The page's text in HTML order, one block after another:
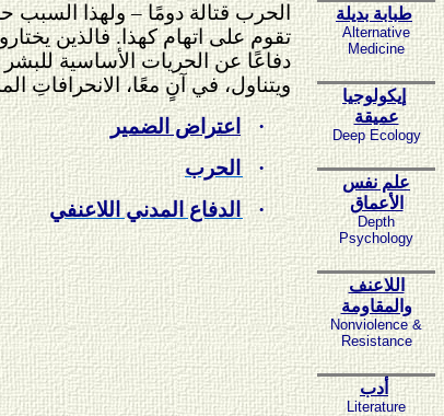
الحرب قتالة دومًا – ولهذا
تقوم على اتهام كهذا. فالذين
دفاعًا عن الحريات الأساسية
ويتناول، في آنٍ معًا، الانحرافاتِ
·
اعتراض الضمير
·
الحرب
·
الدفاع المدني اللاعنفي
طبابة بديلة
Alternative
Medicine
إيكولوجيا
عميقة
Deep Ecology
علم نفس
الأعماق
Depth
Psychology
اللاعنف
والمقاومة
Nonviolence &
Resistance
أدب
Literature